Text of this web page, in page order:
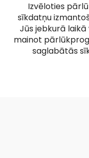
Izvēloties
sīkdatņu
Jūs jebkurā
mainot
saglabātās